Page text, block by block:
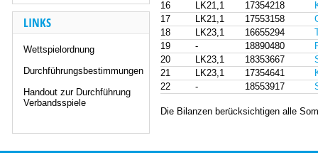
LINKS
Wettspielordnung
Durchführungsbestimmungen
Handout zur Durchführung
Verbandsspiele
16
LK21,1 17354218
17
LK21,1 17553158
18
LK23,1 16655294
19
- 18890480
20
LK23,1 18353667
21
LK23,1 17354641
22
- 18553917
Die Bilanzen berücksichtigen alle